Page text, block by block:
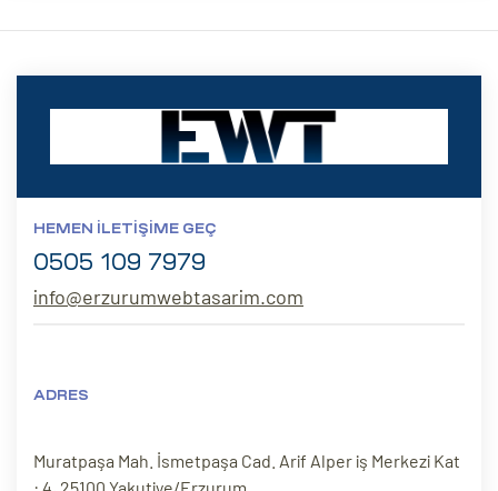
HEMEN İLETIŞIME GEÇ
0505 109 7979
info@erzurumwebtasarim.com
ADRES
Muratpaşa Mah. İsmetpaşa Cad. Arif Alper iş Merkezi Kat